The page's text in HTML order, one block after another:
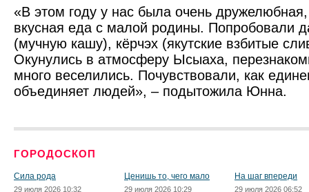
«В этом году у нас была очень
вкусная еда с малой родины. Попробовали
(мучную кашу), кёрчэх (якутские взбитые
Окунулись в атмосферу Ысыаха,
много веселились. Почувствовали, как
объединяет людей», – подытожила Юнна.
ГОРОДОСКОП
Сила рода
29 июля 2026 10:32
Ценишь то, чего мало
29 июля 2026 10:29
На шаг впереди
29 июля 2026 06:52